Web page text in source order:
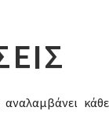
κάθε